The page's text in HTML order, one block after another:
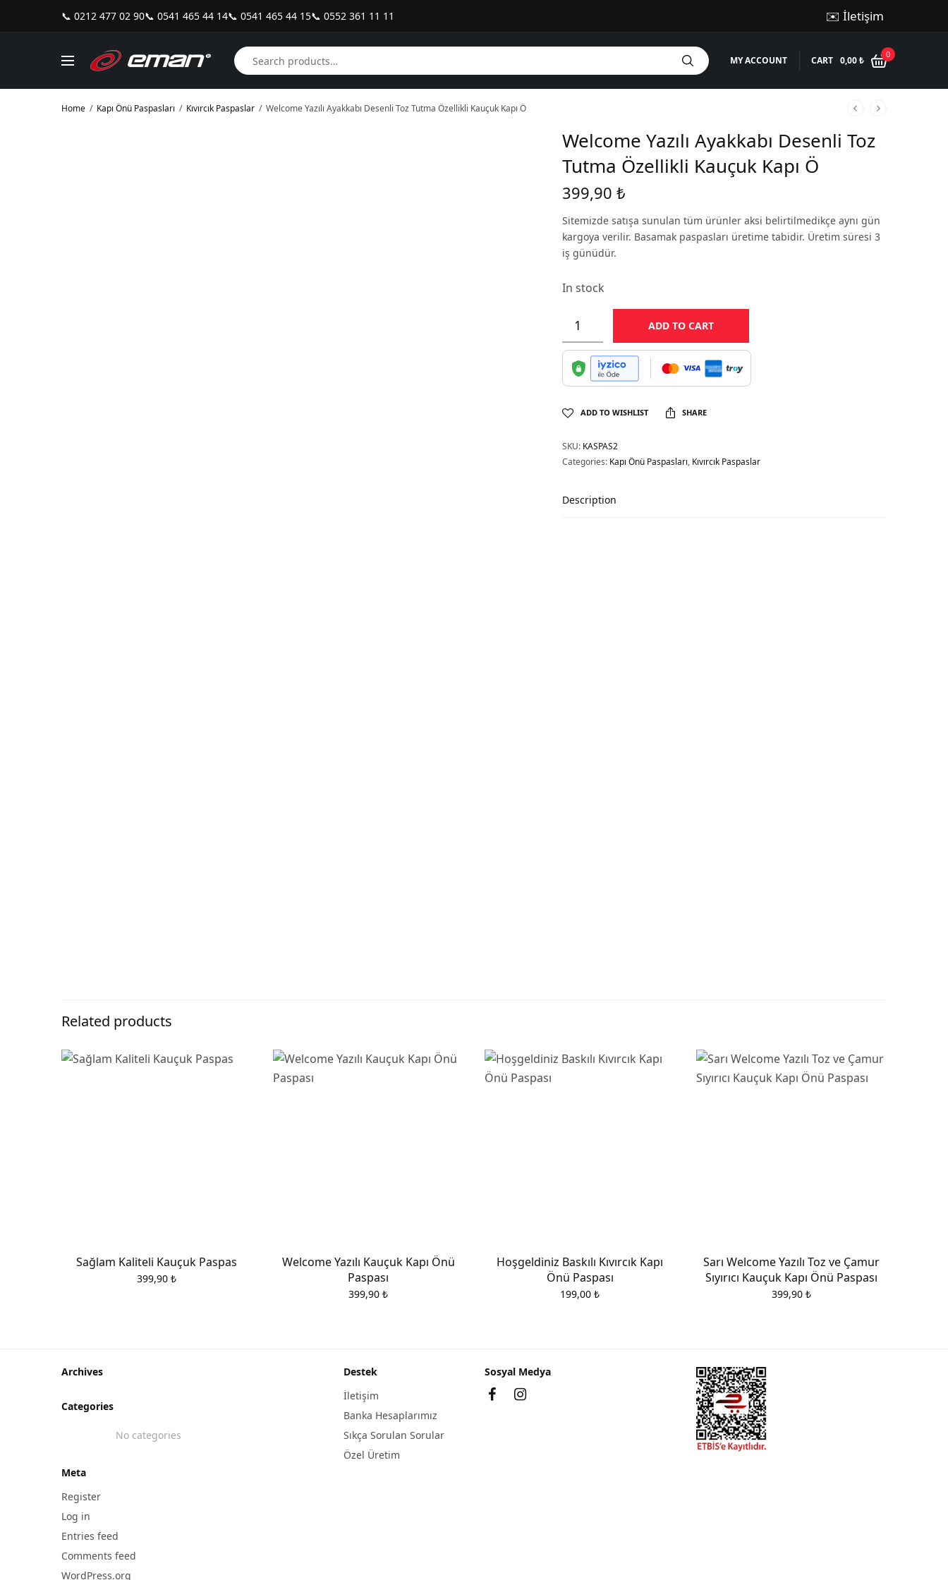
📞 0212 477 02 90📞 0541 465 44 14📞 0541 465 44 15📞 0552 361 11 11 ✉️ İletişim
MY ACCOUNT CART 0,00₺
0
Home / Kapı Önü Paspasları / Kıvırcık Paspaslar / Welcome Yazılı Ayakkabı Desenli Toz Tutma Özellikli Kauçuk Kapı Ö
Welcome Yazılı Ayakkabı Desenli Toz
Tutma Özellikli Kauçuk Kapı Ö
399,90₺
Sitemizde satışa sunulan tüm ürünler aksi belirtilmedikçe aynı gün
kargoya verilir. Basamak paspasları üretime tabidir. Üretim süresi 3
iş günüdür.
In stock
ADD TO CART
ADD TO WISHLIST SHARE
SKU: KASPAS2
Categories: Kapı Önü Paspasları, Kıvırcık Paspaslar
Description
Related products
Sağlam Kaliteli Kauçuk Paspas
399,90 ₺
Welcome Yazılı Kauçuk Kapı Önü
Paspası
399,90 ₺
Hoşgeldiniz Baskılı Kıvırcık Kapı
Önü Paspası
199,00 ₺
Sarı Welcome Yazılı Toz ve Çamur
Sıyırıcı Kauçuk Kapı Önü Paspası
399,90 ₺
Archives
Categories
No categories
Meta
Register
Log in
Entries feed
Comments feed
WordPress.org
Destek
İletişim
Banka Hesaplarımız
Sıkça Sorulan Sorular
Özel Üretim
Sosyal Medya